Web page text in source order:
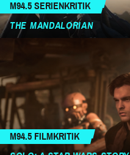
M94.5 SERIENKRITIK
THE MANDALORIAN
M94.5 FILMKRITIK